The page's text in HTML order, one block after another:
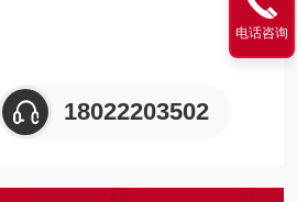
18022203502
电话咨询